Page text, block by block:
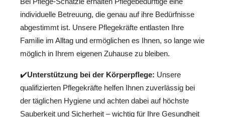
individuelle Betreuung, die genau auf ihre Bedürfnisse
abgestimmt ist. Unsere Pflegekräfte entlasten Ihre
Familie im Alltag und ermöglichen es Ihnen, so lange wie
möglich in Ihrem eigenen Zuhause zu bleiben.
✔️Unterstützung bei der Körperpflege: Unsere
qualifizierten Pflegekräfte helfen Ihnen zuverlässig bei
der täglichen Hygiene und achten dabei auf höchste
Sauberkeit und Sicherheit – wichtig für Ihre Gesundheit